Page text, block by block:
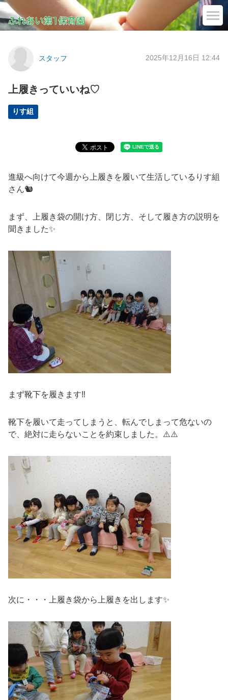
スタッフ 2025年12月16日 12:44
上履きっていいね♡
りす組
進級へ向けて今週から上履きを履いて生活しているりす組
さん🐿
まず、上履き袋の開け方、閉じ方、そして履き方の説明を
聞きました✨
まず靴下を履きます‼️
靴下を履いて走ってしまうと、転んでしまって危ないの
で、絶対に走らないことを約束しました。⚠️⚠️
次に・・・上履き袋から上履きを出します✨